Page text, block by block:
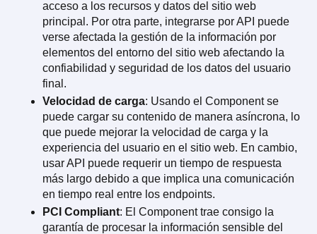
acceso a los recursos y datos del sitio web
principal. Por otra parte, integrarse por API puede
verse afectada la gestión de la información por
elementos del entorno del sitio web afectando la
confiabilidad y seguridad de los datos del usuario
final.
Velocidad de carga: Usando el Component se
puede cargar su contenido de manera asíncrona, lo
que puede mejorar la velocidad de carga y la
experiencia del usuario en el sitio web. En cambio,
usar API puede requerir un tiempo de respuesta
más largo debido a que implica una comunicación
en tiempo real entre los endpoints.
PCI Compliant: El Component trae consigo la
garantía de procesar la información sensible del